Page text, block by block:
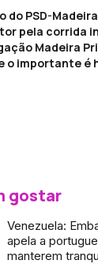
do PSD-
pela corrida
Madeira
o importante é
gostar
Venezuela:
apela a
manterem